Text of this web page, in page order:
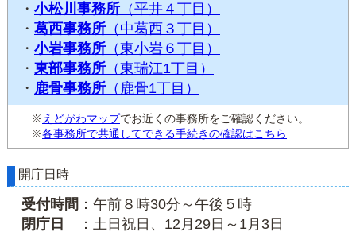
・ 小松川事務所 （平井４丁目）
・ 葛西事務所 （中葛西３丁目）
・ 小岩事務所 （東小岩６丁目）
・ 東部事務所 （東瑞江1丁目）
・ 鹿骨事務所 （鹿骨1丁目）
※ えどがわマップでお近くの事務所をご確認ください。
※各事務所で共通してできる手続きの確認はこちら
開庁日時
受付時間 ：午前８時30分～午後５時
閉庁日
：土日祝日、12月29日～1月3日